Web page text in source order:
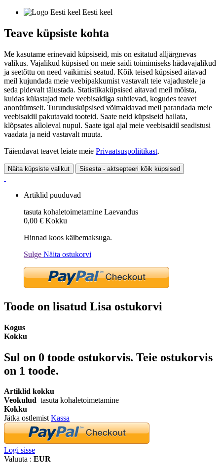
Eesti keel
Teave küpsiste kohta
Me kasutame erinevaid küpsiseid, mis on esitatud alljärgnevas
valikus. Vajalikud küpsised on meie saidi toimimiseks hädavajalikud
ja seetõttu on need vaikimisi seatud. Kõik teised küpsised aitavad
meil kujundada meie veebipakkumist vastavalt teie vajadustele ja
seda pidevalt täiustada. Statistikaküpsised aitavad meil mõista,
kuidas külastajad meie veebisaidiga suhtlevad, kogudes teavet
anonüümselt. Turundusküpsised võimaldavad meil parandada meie
veebisaidil pakutavaid tooteid. Saate neid küpsiseid hallata,
klõpsates alloleval nupul. Saate igal ajal meie veebisaidil seadistusi
vaadata ja neid vastavalt muuta.
Täiendavat teavet leiate meie Privaatsuspoliitikast.
Näita küpsiste valikut Sisesta - aktsepteeri kõik küpsised
Artiklid puuduvad
tasuta kohaletoimetamine Laevandus
0,00 € Kokku
Hinnad koos käibemaksuga.
Sulge Näita ostukorvi
Toode on lisatud Lisa ostukorvi
Kogus
Kokku
Sul on 0 toode ostukorvis. Teie ostukorvis
on 1 toode.
Artiklid kokku
Veokulud tasuta kohaletoimetamine
Kokku
Jätka ostlemistKassa
Logi sisse
Valuuta : EUR